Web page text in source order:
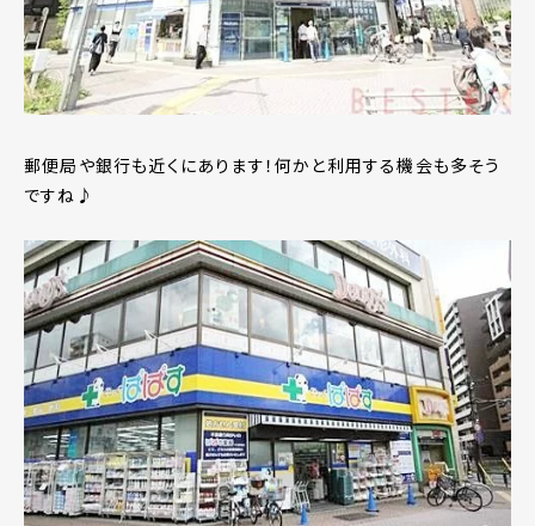
郵便局や銀行も近くにあります！何かと利用する機会も多そう
ですね♪